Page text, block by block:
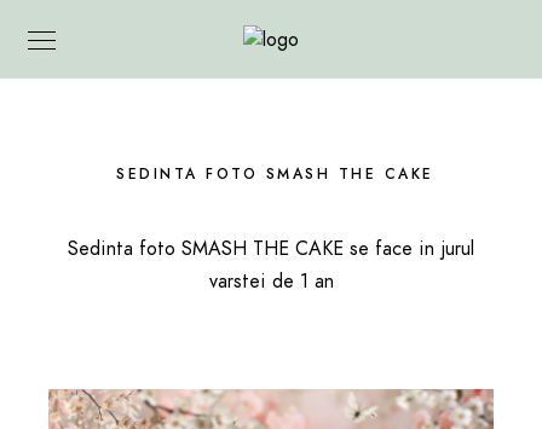
SEDINTA FOTO SMASH THE CAKE
Sedinta foto SMASH THE CAKE se face in jurul
varstei de 1 an